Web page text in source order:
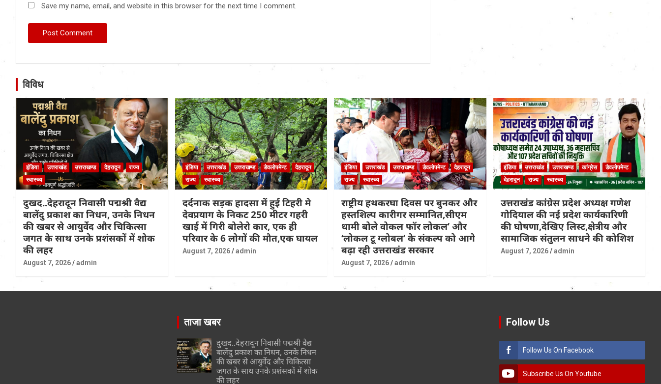
Save my name, email, and website in this browser for the next time I comment.
विविध
इंडिया उत्तराखंड उत्तराखण्ड देहरादून
राज्य
स्वास्थ्य
दुखद..देहरादून निवासी पद्मश्री वैद्य
बालेंदु प्रकाश का निधन, उनके निधन
की खबर से आयुर्वेद और चिकित्सा
जगत के साथ उनके प्रशंसकों में शोक
की लहर
August 7, 2026 admin
इंडिया उत्तराखंड उत्तराखण्ड डेवलोपमेन्ट
देहरादून
राज्य
स्वास्थ्य
दर्दनाक सड़क हादसा में हुई टिहरी मे
देवप्रयाग के निकट 250 मीटर गहरी
खाई में गिरी बोलेरो कार, एक ही
परिवार के 6 लोगों की मौत,एक घायल
August 7, 2026 admin
इंडिया उत्तराखंड उत्तराखण्ड डेवलोपमेन्ट
देहरादून
राज्य
स्वास्थ्य
राष्ट्रीय हथकरघा दिवस पर बुनकर और
हस्तशिल्प कारीगर सम्मानित,सीएम
धामी बोले वोकल फॉर लोकल’ और
‘लोकल टू ग्लोबल’ के संकल्प को आगे
बढ़ा रही उत्तराखंड सरकार
August 7, 2026 admin
इंडिया उत्तराखंड उत्तराखण्ड कांग्रेस
डेवलोपमेन्ट
देहरादून
राज्य स्वास्थ्य
उत्तराखंड कांग्रेस प्रदेश अध्यक्ष गणेश
गोदियाल की नई प्रदेश कार्यकारिणी
की घोषणा,देखिए लिस्ट,क्षेत्रीय और
सामाजिक संतुलन साधने की कोशिश
August 7, 2026 admin
ताजा खबर
दुखद..देहरादून निवासी पद्मश्री वैद्य
बालेंदु प्रकाश का निधन, उनके निधन
की खबर से आयुर्वेद और चिकित्सा
जगत के साथ उनके प्रशंसकों में शोक
की लहर
Follow Us
Follow Us On Facebook
Subscribe Us On Youtube